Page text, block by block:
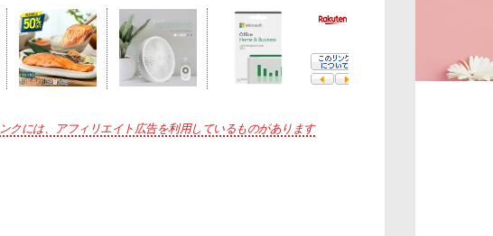
クには、アフィリエイト広告を利用しているものがあります